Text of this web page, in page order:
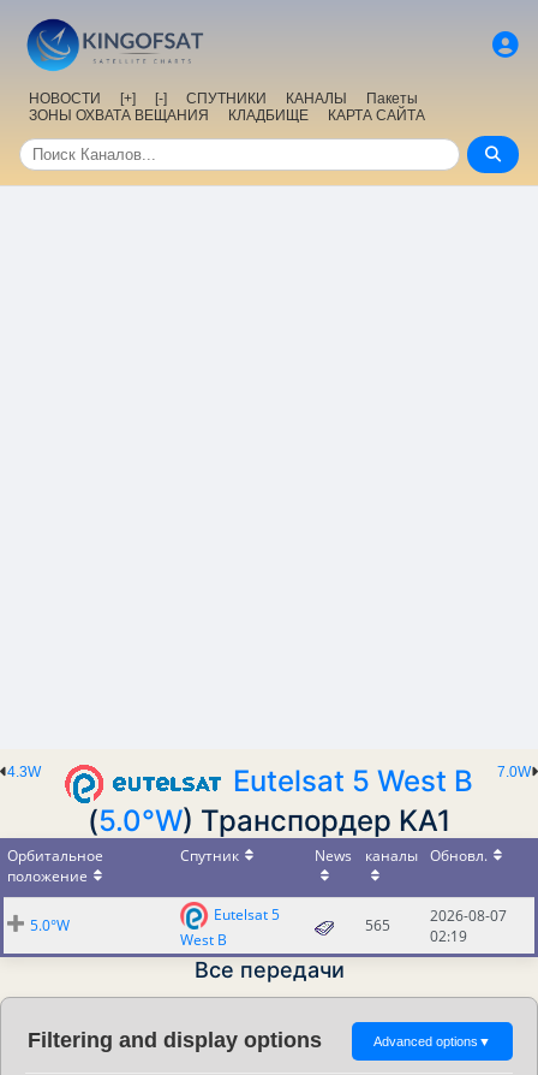
НОВОСТИ [+] [-] СПУТНИКИ КАНАЛЫ
Пакеты
ЗОНЫ ОХВАТА ВЕЩАНИЯ
КЛАДБИЩЕ КАРТА САЙТА
7.0W
4.3W
Eutelsat 5 West B
(5.0°W) Транспордер KA1
Орбитальное
положение
Спутник News каналы Обновл.
5.0°W
Eutelsat 5
West B
565
2026-08-07
02:19
Все передачи
Filtering and display options Advanced options ▼